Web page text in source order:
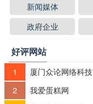
新闻媒体
政府企业
好评网站
1 厦门众论网络科技
2
我爱蛋糕网